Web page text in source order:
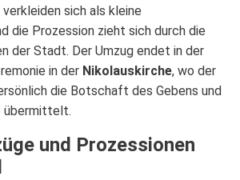
sich als kleine
die Prozession zieht sich durch die
der Stadt. Der Umzug endet in der
in der Nikolauskirche, wo der
die Botschaft des Gebens und
übermittelt.
und Prozessionen